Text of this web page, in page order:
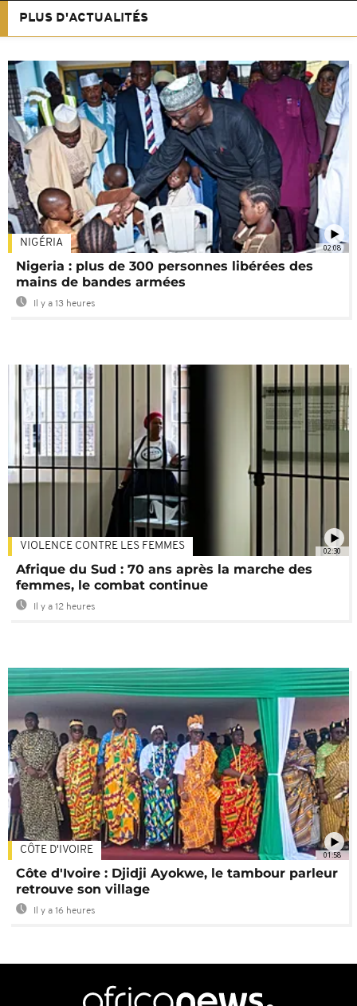
PLUS D'ACTUALITÉS
02:08
NIGÉRIA
Nigeria : plus de 300 personnes libérées des
mains de bandes armées
Il y a 13 heures
02:30
VIOLENCE CONTRE LES FEMMES
Afrique du Sud : 70 ans après la marche des
femmes, le combat continue
Il y a 12 heures
01:58
CÔTE D'IVOIRE
Côte d'Ivoire : Djidji Ayokwe, le tambour parleur
retrouve son village
Il y a 16 heures